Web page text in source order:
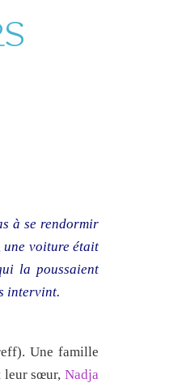
à se rendormir
une voiture était
la poussaient
intervint.
Une famille
leur sœur,Nadja